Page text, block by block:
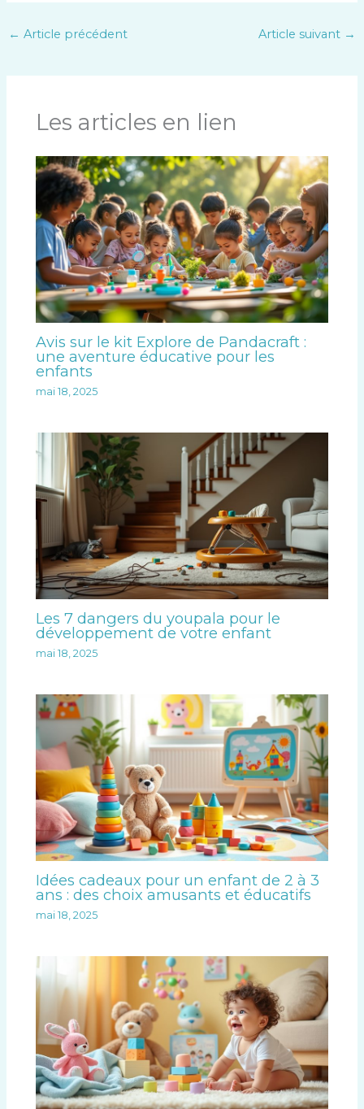
← Article précédent Article suivant →
Les articles en lien
Avis sur le kit Explore de Pandacraft :
une aventure éducative pour les
enfants
mai 18, 2025
Les 7 dangers du youpala pour le
développement de votre enfant
mai 18, 2025
Idées cadeaux pour un enfant de 2 à 3
ans : des choix amusants et éducatifs
mai 18, 2025